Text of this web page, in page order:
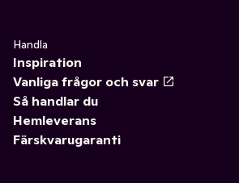
Handla
Inspiration
Vanliga frågor och svar
Så handlar du
Hemleverans
Färskvarugaranti